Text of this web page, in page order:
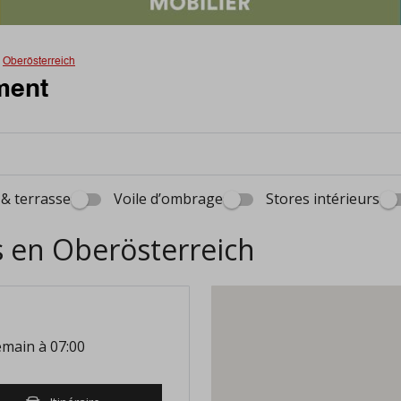
Oberösterreich
terrasse Voile d’ombrage Stores intérieurs
Oberösterreich
à 07:00